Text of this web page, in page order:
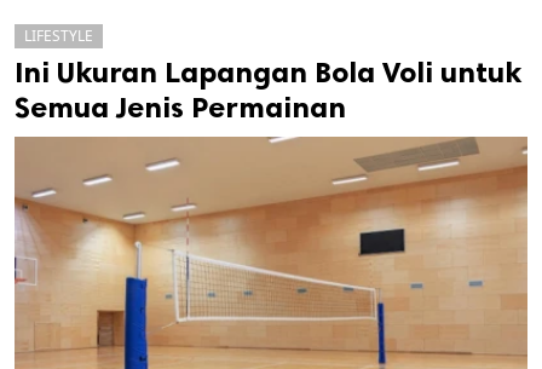
cipta.
LIFESTYLE
Ini Ukuran Lapangan Bola Voli untuk
Semua Jenis Permainan